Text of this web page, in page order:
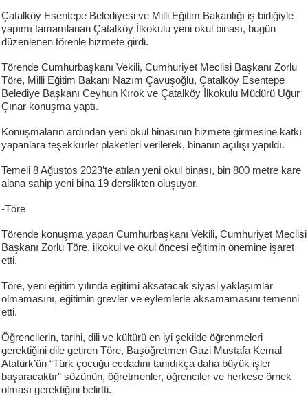
Çatalköy Esentepe Belediyesi ve Milli Eğitim Bakanlığı iş birliğiyle
yapımı tamamlanan Çatalköy İlkokulu yeni okul binası, bugün
düzenlenen törenle hizmete girdi.
Törende Cumhurbaşkanı Vekili, Cumhuriyet Meclisi Başkanı Zorlu
Töre, Milli Eğitim Bakanı Nazım Çavuşoğlu, Çatalköy Esentepe
Belediye Başkanı Ceyhun Kırok ve Çatalköy İlkokulu Müdürü Uğur
Çınar konuşma yaptı.
Konuşmaların ardından yeni okul binasının hizmete girmesine katkı
yapanlara teşekkürler plaketleri verilerek, binanın açılışı yapıldı.
Temeli 8 Ağustos 2023’te atılan yeni okul binası, bin 800 metre kare
alana sahip yeni bina 19 derslikten oluşuyor.
-Töre
Törende konuşma yapan Cumhurbaşkanı Vekili, Cumhuriyet Meclisi
Başkanı Zorlu Töre, ilkokul ve okul öncesi eğitimin önemine işaret
etti.
Töre, yeni eğitim yılında eğitimi aksatacak siyasi yaklaşımlar
olmamasını, eğitimin grevler ve eylemlerle aksamamasını temenni
etti.
Öğrencilerin, tarihi, dili ve kültürü en iyi şekilde öğrenmeleri
gerektiğini dile getiren Töre, Başöğretmen Gazi Mustafa Kemal
Atatürk’ün “Türk çocuğu ecdadını tanıdıkça daha büyük işler
başaracaktır” sözünün, öğretmenler, öğrenciler ve herkese örnek
olması gerektiğini belirtti.